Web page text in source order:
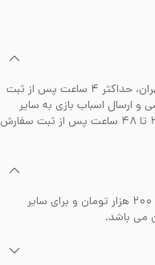
ارسال اسباب بازی در شهر تهران، حداکثر ۴ ساعت پس از ثبت
ارسال اسباب بازی به سایر
شهرستان ها، حداکثر بین ۲۴ تا ۴۸ ساعت پس از ثبت سفارش
هزینه ارسال برای شهر تهران ۲۰۰ هزار تومان و برای سایر